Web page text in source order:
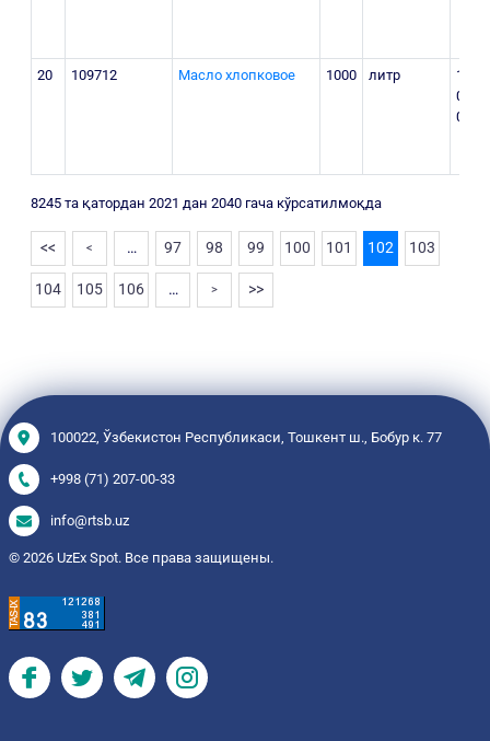
20 109712 Масло хлопковое 1000 литр
10
000
000
8245 та қатордан 2021 дан 2040 гача кўрсатилмоқда
<< < … 97 98 99 100 101 102 103
104 105 106 … > >>
100022, Ўзбекистон Республикаси, Тошкент ш., Бобур к. 77
+998 (71) 207-00-33
info@rtsb.uz
© 2026 UzEx Spot. Все права защищены.